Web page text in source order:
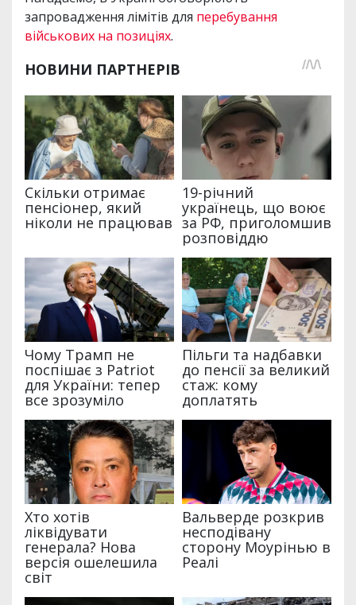
запровадження лімітів для перебування
військових на позиціях.